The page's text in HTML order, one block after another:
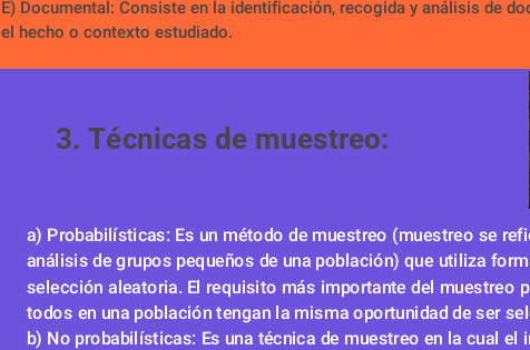
E) Documental: Consiste en la identificación, recogida y análisis de
el hecho o contexto estudiado.
3. Técnicas de muestreo:
a) Probabilísticas: Es un método de muestreo (muestreo se
análisis de grupos pequeños de una población) que utiliza
selección aleatoria. El requisito más importante del muestreo
todos en una población tengan la misma oportunidad de ser
b) No probabilísticas: Es una técnica de muestreo en la cual el